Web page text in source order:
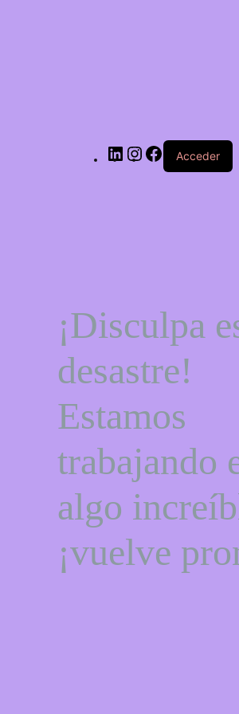
Acceder
¡Disculpa
desastre!
Estamos
trabajando
algo
¡vuelve